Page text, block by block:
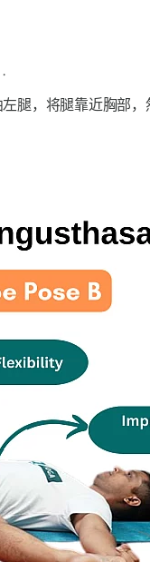
腿，将腿靠近胸部